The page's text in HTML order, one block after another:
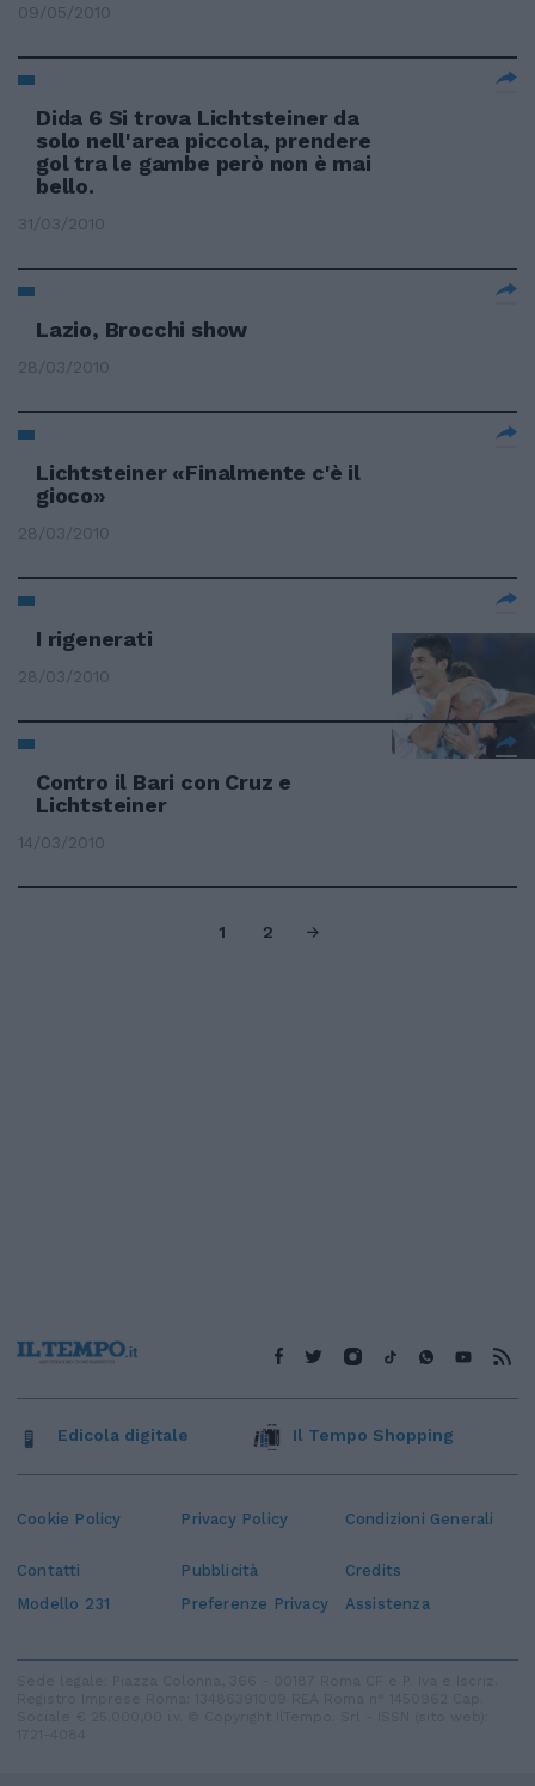
09/05/2010
Dida 6 Si trova Lichtsteiner da
solo nell'area piccola, prendere
gol tra le gambe però non è mai
bello.
31/03/2010
Lazio, Brocchi show
28/03/2010
Lichtsteiner «Finalmente c'è il
gioco»
28/03/2010
I rigenerati
28/03/2010
Contro il Bari con Cruz e
Lichtsteiner
14/03/2010
1 2
Cookie Policy Privacy Policy Condizioni Generali
Contatti Pubblicità
Credits
Modello 231
Preferenze Privacy Assistenza
Edicola digitale Il Tempo Shopping